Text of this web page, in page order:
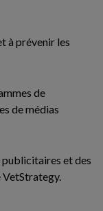
à prévenir les
de
de médias
et des
VetStrategy.